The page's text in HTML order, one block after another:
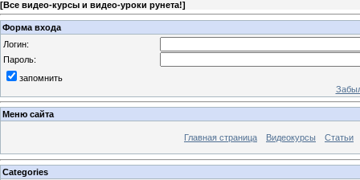
[Все видео-курсы и видео-уроки рунета!]
Форма входа
Логин:
Пароль:
запомнить
Меню сайта
Главная страница Видеокурсы Статьи
Categories